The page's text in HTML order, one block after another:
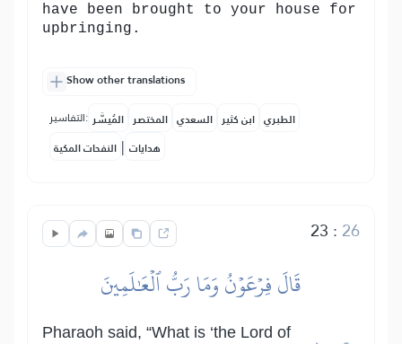
have been brought to your house for
upbringing.
Show other translations
التفاسير: المُيسَّر المختصر السعدي ابن كثير الطبري
النفحات المكية | هدايات
23 : 26
قَالَ فِرۡعَوۡنُ وَمَا رَبُّ ٱلۡعَٰلَمِينَ
Pharaoh said, “What is ‘the Lord of